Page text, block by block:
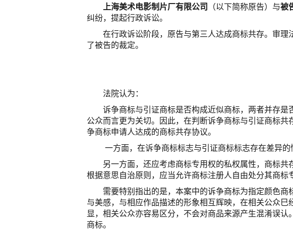
上海美术电影制片厂有限公司 （以下简称原告）与被
纠纷，提起行政诉讼。
在行政诉讼阶段，原告与第三人达成商标共存。审
了被告的裁定。
法院认为：
诉争商标与引证商标是否构成近似商标，两者并存
公众而言更为关切。因此，在判断诉争商标与引证商标
争商标申请人达成的商标共存协议。
一方面，在诉争商标标志与引证商标标志存在差异
另一方面，还应考虑商标专用权的私权属性，商标
根据意思自治原则，应当允许商标注册人自由处分其商标
需要特别指出的是，本案中的诉争商标为指定颜色
与美感，与相应作品描述的形象相互辉映，在相关公众
显，相关公众亦容易区分，不会对商品来源产生混淆误
商标。